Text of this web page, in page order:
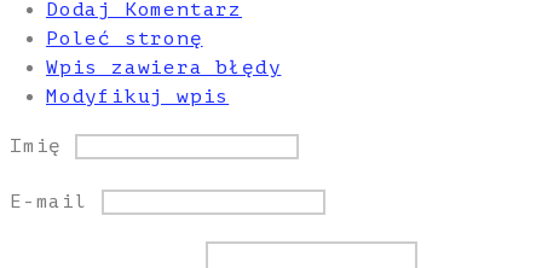
Dodaj Komentarz
Poleć stronę
Wpis zawiera błędy
Modyfikuj wpis
Imię
E-mail